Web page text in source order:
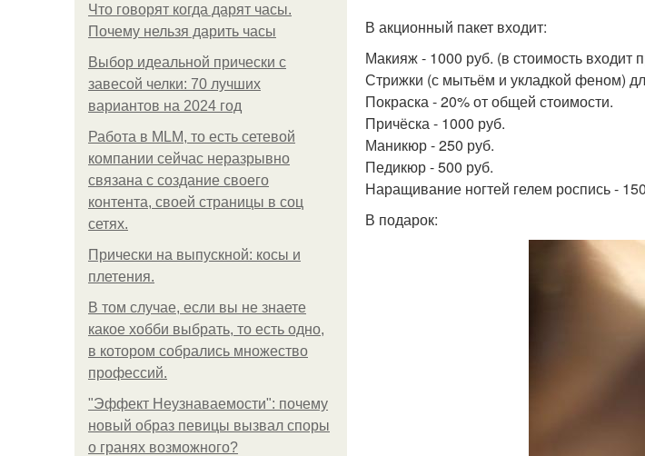
Что говорят когда дарят часы.
Почему нельзя дарить часы
Выбор идеальной прически с
завесой челки: 70 лучших
вариантов на 2024 год
Работа в MLM, то есть сетевой
компании сейчас неразрывно
связана с создание своего
контента, своей страницы в соц
сетях.
Прически на выпускной: косы и
плетения.
В том случае, если вы не знаете
какое хобби выбрать, то есть одно,
в котором собрались множество
профессий.
"Эффект Неузнаваемости": почему
новый образ певицы вызвал споры
о гранях возможного?
В акционный пакет входит:
Макияж - 1000 руб. (в стоимость входит
Стрижки (с мытьём и укладкой феном)
Покраска - 20% от общей стоимости.
Причёска - 1000 руб.
Маникюр - 250 руб.
Педикюр - 500 руб.
Наращивание ногтей гелем роспись -
В подарок: